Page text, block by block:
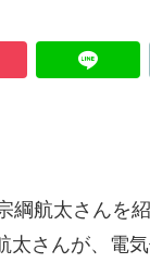
綱航太さんを
さんが、電